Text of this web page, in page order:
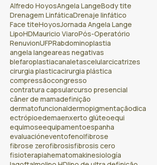
Alfredo HoyosAngela LangeBody tite
Drenagem LinfáticaDrenaje linfático
Face titeHoyosJornada Angela Lange
LipoHDMauricio ViaroPós-Operatório
RenuvionUFPRabdominoplastia
angela langeareas negativas
blefaroplastiacanaletascelularcicatrizes
cirurgia plasticacirurgia plástica
compressãocongresso
contratura capsularcurso presencial
câner de mamadefinição
dermatofuncionaldermopigmentaçãodica
ectrópioedemaenxerto glúteoequi
equimoseequipamentoespanha
evaluacióneventofenolfibrose
fibrose zerofibrosisfibrosis cero
fisioterapiahematomakinesiología